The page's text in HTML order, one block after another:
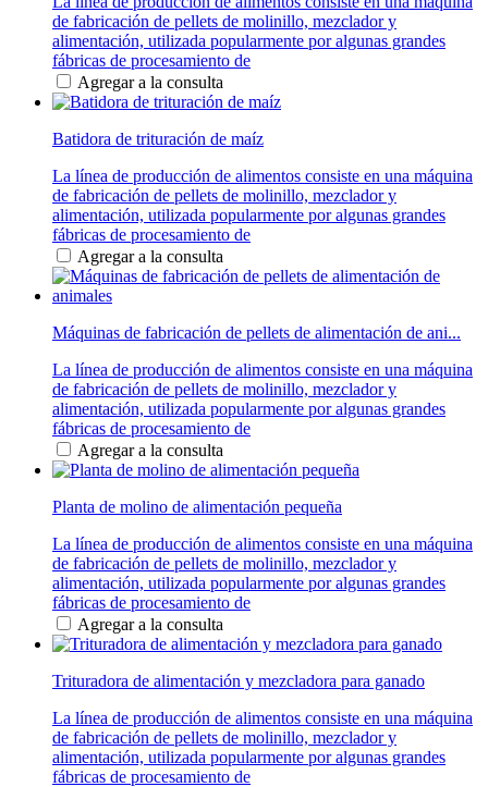
de fabricación de pellets de molinillo, mezclador y
alimentación, utilizada popularmente por algunas grandes
fábricas de procesamiento de
Agregar a la consulta
Batidora de trituración de maíz
La línea de producción de alimentos consiste en una máquina
de fabricación de pellets de molinillo, mezclador y
alimentación, utilizada popularmente por algunas grandes
fábricas de procesamiento de
Agregar a la consulta
Máquinas de fabricación de pellets de alimentación de ani...
La línea de producción de alimentos consiste en una máquina
de fabricación de pellets de molinillo, mezclador y
alimentación, utilizada popularmente por algunas grandes
fábricas de procesamiento de
Agregar a la consulta
Planta de molino de alimentación pequeña
La línea de producción de alimentos consiste en una máquina
de fabricación de pellets de molinillo, mezclador y
alimentación, utilizada popularmente por algunas grandes
fábricas de procesamiento de
Agregar a la consulta
Trituradora de alimentación y mezcladora para ganado
La línea de producción de alimentos consiste en una máquina
de fabricación de pellets de molinillo, mezclador y
alimentación, utilizada popularmente por algunas grandes
fábricas de procesamiento de